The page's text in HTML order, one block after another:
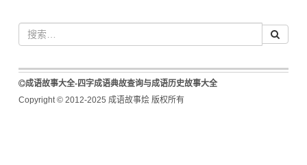
成语故事大全-四字成语典故查询与成语历史故事大全
Copyright © 2012-2025 成语故事烩 版权所有